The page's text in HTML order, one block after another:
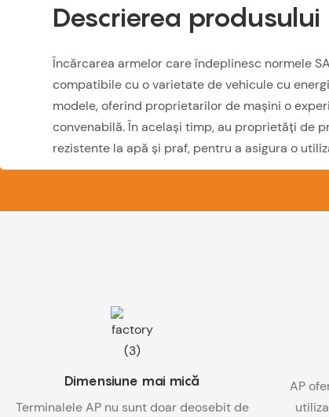
Descrierea produsului
Încărcarea armelor care îndeplinesc normele
compatibile cu o varietate de vehicule cu
modele, oferind proprietarilor de mașini o
convenabilă. În același timp, au proprietăți de
rezistente la apă și praf, pentru a asigura o
Dimensiune mai mică
Terminalele AP nu sunt doar deosebit de
AP